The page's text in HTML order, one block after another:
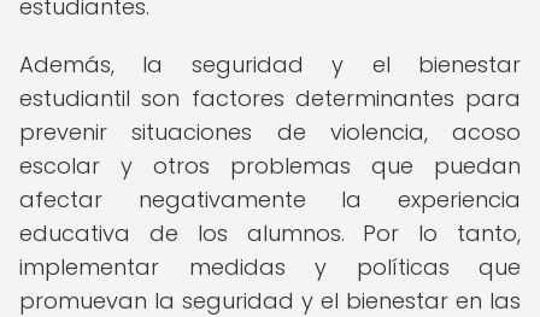
estudiantes.
Además, la seguridad y el bienestar
estudiantil son factores determinantes para
prevenir situaciones de violencia, acoso
escolar y otros problemas que puedan
afectar negativamente la experiencia
educativa de los alumnos. Por lo tanto,
implementar medidas y políticas que
promuevan la seguridad y el bienestar en las